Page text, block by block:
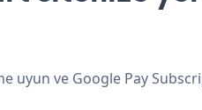
uyun ve Google Pay